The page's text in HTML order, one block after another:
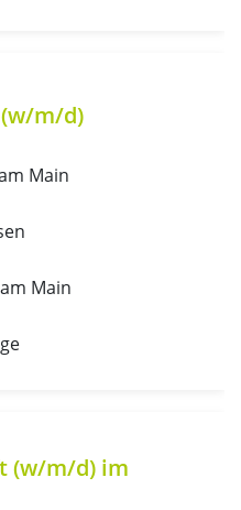
m/d)
Main
Main
(w/m/d) im